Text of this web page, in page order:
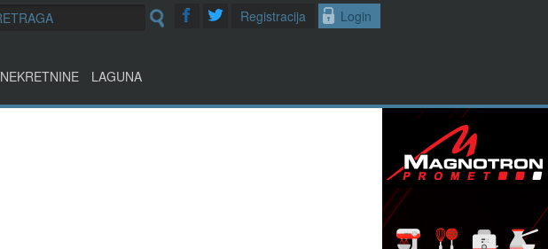
Login
Registracija
NEKRETNINE LAGUNA